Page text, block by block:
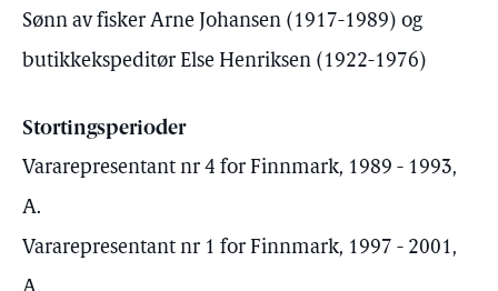
Sønn av fisker Arne Johansen (1917-1989) og
butikkekspeditør Else Henriksen (1922-1976)
Stortingsperioder
Vararepresentant nr 4 for Finnmark, 1989 - 1993,
A.
Vararepresentant nr 1 for Finnmark, 1997 - 2001,